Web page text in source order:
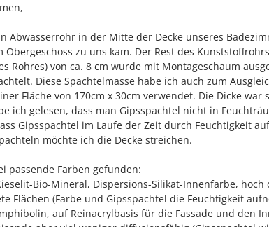
Abwasserrohr in der Mitte der Decke unseres
Obergeschoss zu uns kam. Der Rest des
Rohres) von ca. 8 cm wurde mit Montageschaum
Diese Spachtelmasse habe ich auch zum
Fläche von 170cm x 30cm verwendet. Die Dicke war
ich gelesen, dass man Gipsspachtel nicht in
Gipsspachtel im Laufe der Zeit durch Feuchtigkeit
möchte ich die Decke streichen.
passende Farben gefunden:
Bio-Mineral, Dispersions-Silikat-Innenfarbe,
Flächen (Farbe und Gipsspachtel die Feuchtigkeit
auf Reinacrylbasis für die Fassade und den